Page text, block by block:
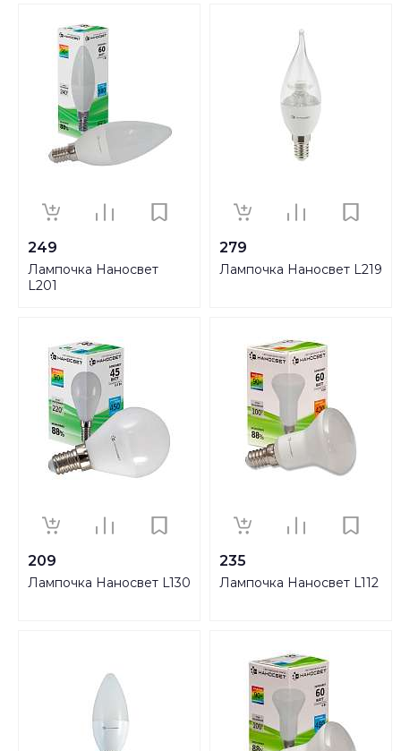
249
Лампочка Наносвет
L201
279
Лампочка Наносвет L219
209
Лампочка Наносвет L130
235
Лампочка Наносвет L112